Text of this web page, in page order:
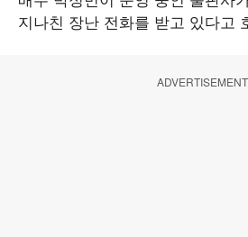
지나친 장난 전화를 받고 있다고
ADVERTISEMENT